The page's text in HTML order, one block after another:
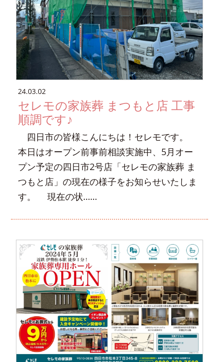
24.03.02
セレモの家族葬 まつもと店 工事
順調です♪
四日市の皆様こんにちは！セレモです。
本日はオープン前事前相談実施中、5月オー
プン予定の四日市2号店「セレモの家族葬 ま
つもと店」の現在の様子をお知らせいたしま
す。 現在の状……